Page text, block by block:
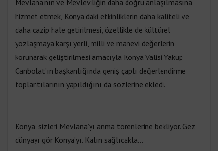
Mevlana’nın ve Mevleviliğin daha doğru anlaşılmasına
hizmet etmek, Konya’daki etkinliklerin daha kaliteli ve
daha cazip hale getirilmesi, özellikle de kültürel
yozlaşmaya karşı yerli, milli ve manevi değerlerin
korunarak geliştirilmesi amacıyla Konya Valisi Yakup
Canbolat’ın başkanlığında geniş çaplı değerlendirme
toplantılarının yapıldığını da sözlerine ekledi.
Konya, sizleri Mevlana’yı anma törenlerine bekliyor. Gez
dünyayı gör Konya’yı. Kalın sağlıcakla…